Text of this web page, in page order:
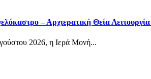
– Αρχιερατική Θεία
2026, η Ιερά Μονή...